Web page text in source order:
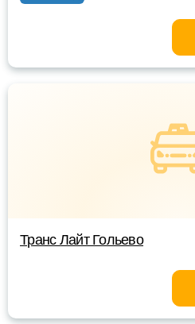
Транс Лайт Гольево